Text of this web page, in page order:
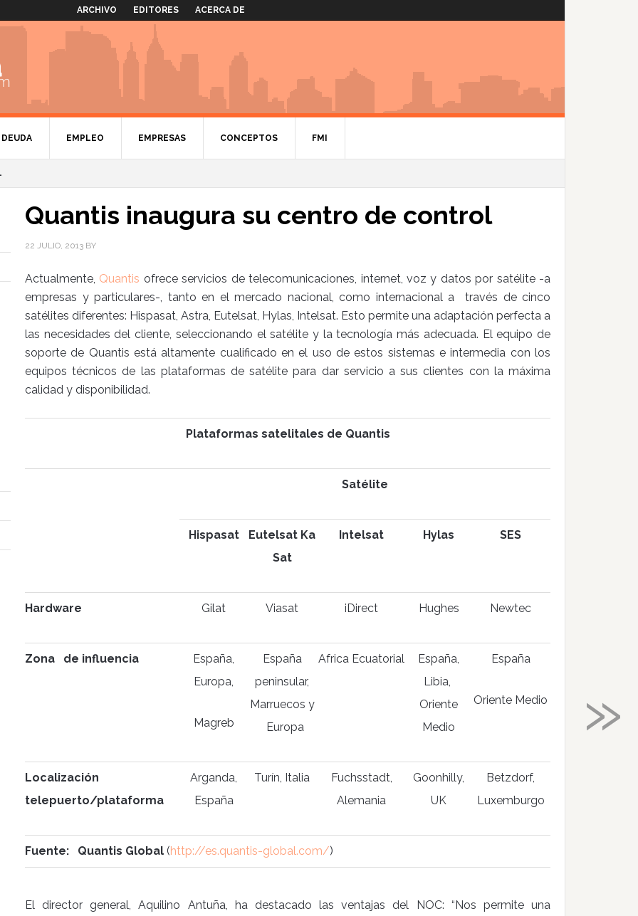
ARCHIVO EDITORES ACERCA DE
DEUDA EMPLEO EMPRESAS CONCEPTOS FMI
Quantis inaugura su centro de control
22 JULIO, 2013 BY
Actualmente, Quantis ofrece servicios de telecomunicaciones, internet, voz y datos por satélite -a
empresas y particulares-, tanto en el mercado nacional, como internacional a través de cinco
satélites diferentes: Hispasat, Astra, Eutelsat, Hylas, Intelsat. Esto permite una adaptación perfecta a
las necesidades del cliente, seleccionando el satélite y la tecnología más adecuada. El equipo de
soporte de Quantis está altamente cualificado en el uso de estos sistemas e intermedia con los
equipos técnicos de las plataformas de satélite para dar servicio a sus clientes con la máxima
calidad y disponibilidad.
Plataformas satelitales de Quantis
Satélite
Hispasat
Eutelsat Ka
Sat
Intelsat Hylas SES
Hardware Gilat Viasat iDirect Hughes Newtec
Zona de influencia
España,
Europa,
Magreb
España
peninsular,
Marruecos y
Europa
Africa Ecuatorial
España,
Libia,
Oriente
Medio
España
Oriente Medio
Localización
telepuerto/plataforma
Arganda,
España
Turín, Italia
Fuchsstadt,
Alemania
Goonhilly,
UK
Betzdorf,
Luxemburgo
Fuente: Quantis Global (http://es.quantis-global.com/)
El director general, Aquilino Antuña, ha destacado las ventajas del NOC: “Nos permite una
»